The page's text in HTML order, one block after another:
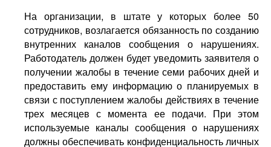
На организации, в штате у которых более 50
сотрудников, возлагается обязанность по созданию
внутренних каналов сообщения о нарушениях.
Работодатель должен будет уведомить заявителя о
получении жалобы в течение семи рабочих дней и
предоставить ему информацию о планируемых в
связи с поступлением жалобы действиях в течение
трех месяцев с момента ее подачи. При этом
используемые каналы сообщения о нарушениях
должны обеспечивать конфиденциальность личных